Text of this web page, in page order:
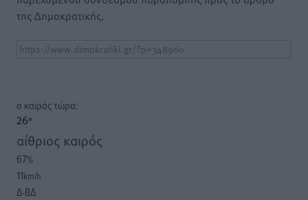
της Δημοκρατικής.
o καιρός τώρα:
26°
αίθριος καιρός
67%
11km/h
Δ-ΒΔ